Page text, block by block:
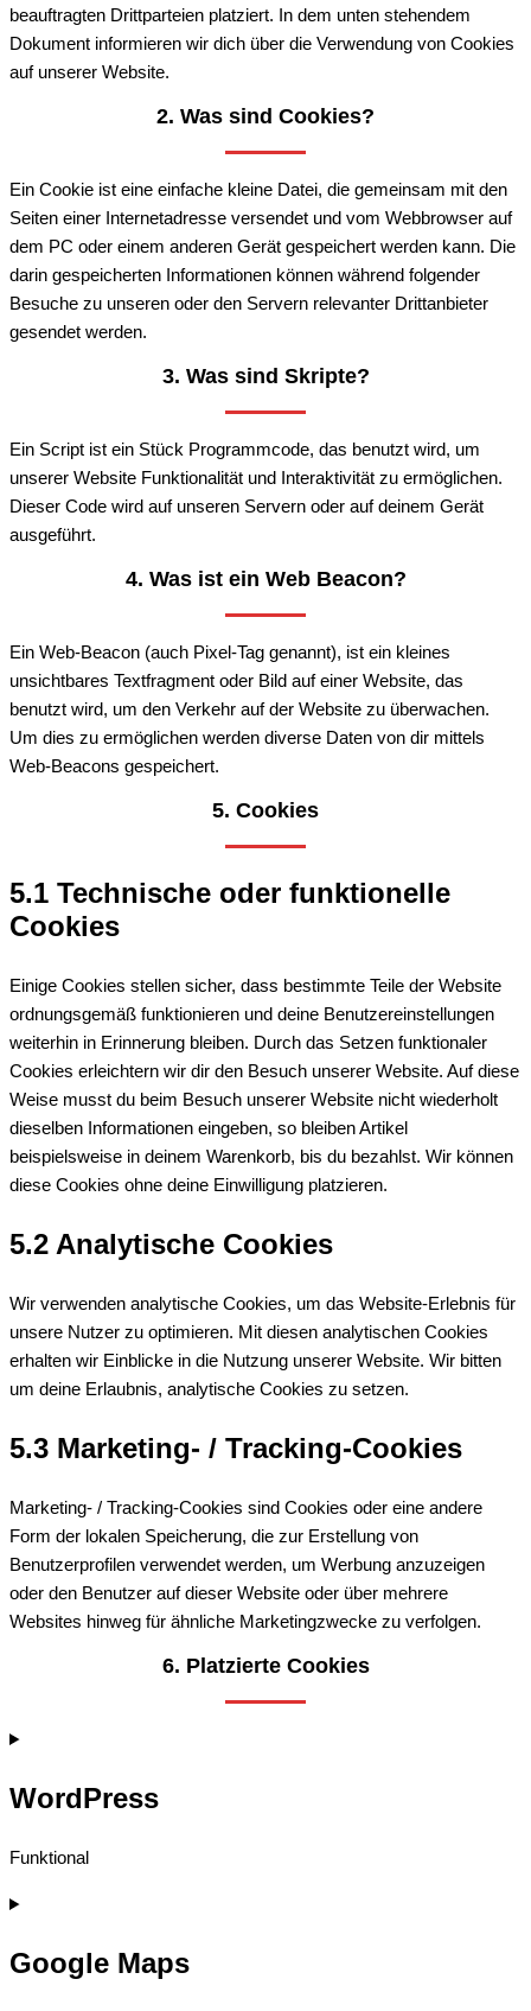
beauftragten Drittparteien platziert. In dem unten stehendem
Dokument informieren wir dich über die Verwendung von Cookies
auf unserer Website.
2. Was sind Cookies?
Ein Cookie ist eine einfache kleine Datei, die gemeinsam mit den
Seiten einer Internetadresse versendet und vom Webbrowser auf
dem PC oder einem anderen Gerät gespeichert werden kann. Die
darin gespeicherten Informationen können während folgender
Besuche zu unseren oder den Servern relevanter Drittanbieter
gesendet werden.
3. Was sind Skripte?
Ein Script ist ein Stück Programmcode, das benutzt wird, um
unserer Website Funktionalität und Interaktivität zu ermöglichen.
Dieser Code wird auf unseren Servern oder auf deinem Gerät
ausgeführt.
4. Was ist ein Web Beacon?
Ein Web-Beacon (auch Pixel-Tag genannt), ist ein kleines
unsichtbares Textfragment oder Bild auf einer Website, das
benutzt wird, um den Verkehr auf der Website zu überwachen.
Um dies zu ermöglichen werden diverse Daten von dir mittels
Web-Beacons gespeichert.
5. Cookies
5.1 Technische oder funktionelle
Cookies
Einige Cookies stellen sicher, dass bestimmte Teile der Website
ordnungsgemäß funktionieren und deine Benutzereinstellungen
weiterhin in Erinnerung bleiben. Durch das Setzen funktionaler
Cookies erleichtern wir dir den Besuch unserer Website. Auf diese
Weise musst du beim Besuch unserer Website nicht wiederholt
dieselben Informationen eingeben, so bleiben Artikel
beispielsweise in deinem Warenkorb, bis du bezahlst. Wir können
diese Cookies ohne deine Einwilligung platzieren.
5.2 Analytische Cookies
Wir verwenden analytische Cookies, um das Website-Erlebnis für
unsere Nutzer zu optimieren. Mit diesen analytischen Cookies
erhalten wir Einblicke in die Nutzung unserer Website. Wir bitten
um deine Erlaubnis, analytische Cookies zu setzen.
5.3 Marketing- / Tracking-Cookies
Marketing- / Tracking-Cookies sind Cookies oder eine andere
Form der lokalen Speicherung, die zur Erstellung von
Benutzerprofilen verwendet werden, um Werbung anzuzeigen
oder den Benutzer auf dieser Website oder über mehrere
Websites hinweg für ähnliche Marketingzwecke zu verfolgen.
6. Platzierte Cookies
WordPress
Funktional
Consent
service
Google Maps